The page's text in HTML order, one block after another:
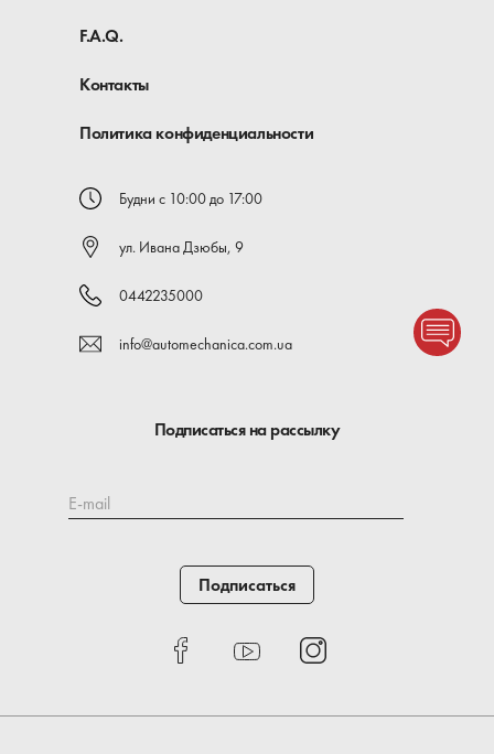
F.A.Q.
Контакты
Политика конфиденциальности
Будни с 10:00 до 17:00
ул. Ивана Дзюбы, 9
0442235000
info@automechanica.com.ua
Подписаться на рассылку
E-mail
Подписаться